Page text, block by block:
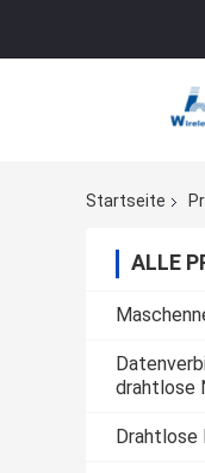
Startseite
ALLE
drahtlose
Drahtlose